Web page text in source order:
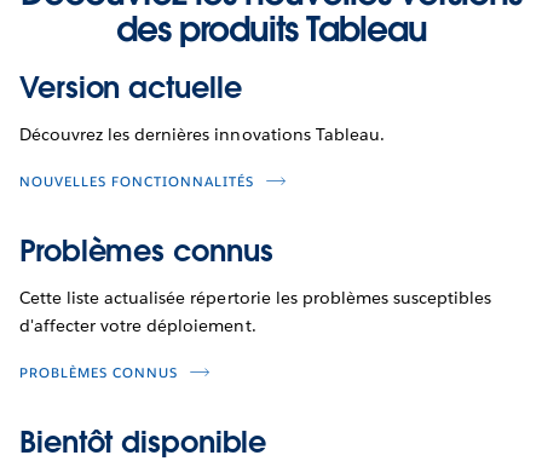
des produits Tableau
Version actuelle
Découvrez les dernières innovations Tableau.
NOUVELLES FONCTIONNALITÉS
Problèmes connus
Cette liste actualisée répertorie les problèmes susceptibles
d'affecter votre déploiement.
PROBLÈMES CONNUS
Bientôt disponible